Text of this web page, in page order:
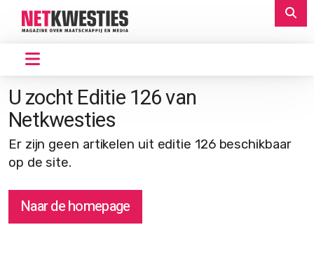
U zocht Editie 126 van
Netkwesties
Er zijn geen artikelen uit editie 126 beschikbaar
op de site.
Naar de homepage